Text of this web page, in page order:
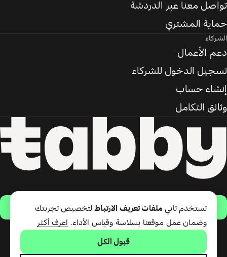
حمّل التطبيق
تقدّم شركة تابي ذ.م.م خدمة الدفع
تواصل معنا عبر الدردشة
حماية المشتري
الشركاء
دعم الأعمال
تسجيل الدخول للشركاء
إنشاء حساب
وثائق التكامل
تستخدم تابي ملفات تعريف الارتباطلتخصيص تجربتك
وضمان عمل موقعنا بسلاسة وقياس الأداء.
اعرف أكثر
قبول الكل